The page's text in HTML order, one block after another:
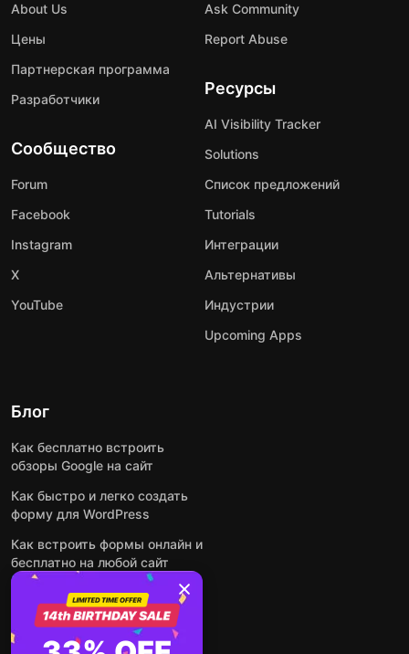
About Us
Цены
Партнерская программа
Разработчики
Сообщество
Forum
Facebook
Instagram
X
YouTube
Ask Community
Report Abuse
Ресурсы
AI Visibility Tracker
Solutions
Список предложений
Tutorials
Интеграции
Альтернативы
Индустрии
Upcoming Apps
Блог
Как бесплатно встроить
обзоры Google на сайт
Как быстро и легко создать
форму для WordPress
Как встроить формы онлайн и
бесплатно на любой сайт
Как встроить ленту Instagram
на сайт
Как добавить чат-бота на